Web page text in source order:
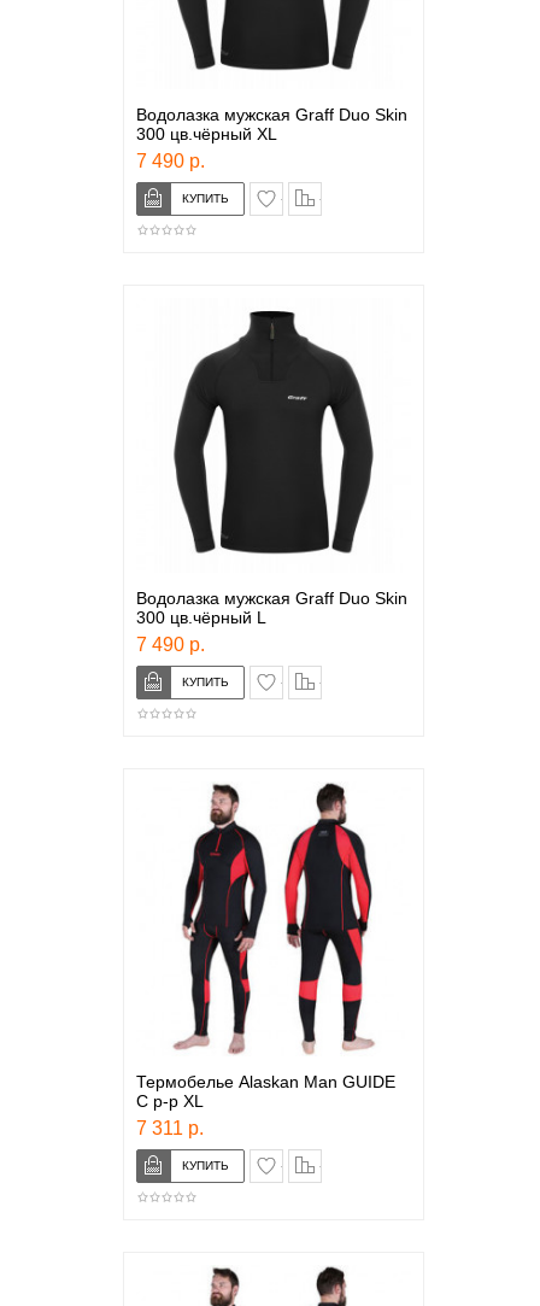
Водолазка мужская Graff Duo Skin
300 цв.чёрный XL
7 490 р.
в закладки
Водолазка мужская Graff Duo Skin
300 цв.чёрный L
7 490 р.
в закладки
Термобелье Alaskan Man GUIDE
C р-р XL
7 311 р.
в закладки